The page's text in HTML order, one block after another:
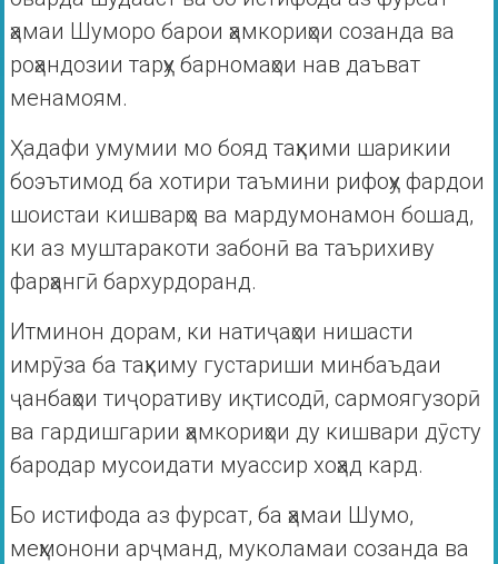
ҳамаи Шуморо барои ҳамкориҳои созанда ва
роҳандозии тарҳу барномаҳои нав даъват
менамоям.
Ҳадафи умумии мо бояд таҳкими шарикии
боэътимод ба хотири таъмини рифоҳу фардои
шоистаи кишварҳо ва мардумонамон бошад,
ки аз муштаракоти забонӣ ва таърихиву
фарҳангӣ бархурдоранд.
Итминон дорам, ки натиҷаҳои нишасти
имрӯза ба таҳкиму густариши минбаъдаи
ҷанбаҳои тиҷоративу иқтисодӣ, сармоягузорӣ
ва гардишгарии ҳамкориҳои ду кишвари дӯсту
бародар мусоидати муассир хоҳад кард.
Бо истифода аз фурсат, ба ҳамаи Шумо,
меҳмонони арҷманд, муколамаи созанда ва